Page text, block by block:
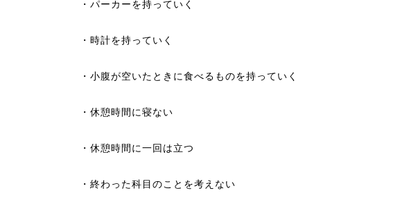
・パーカーを持っていく
・時計を持っていく
・小腹が空いたときに食べるものを持っていく
・休憩時間に寝ない
・休憩時間に一回は立つ
・終わった科目のことを考えない